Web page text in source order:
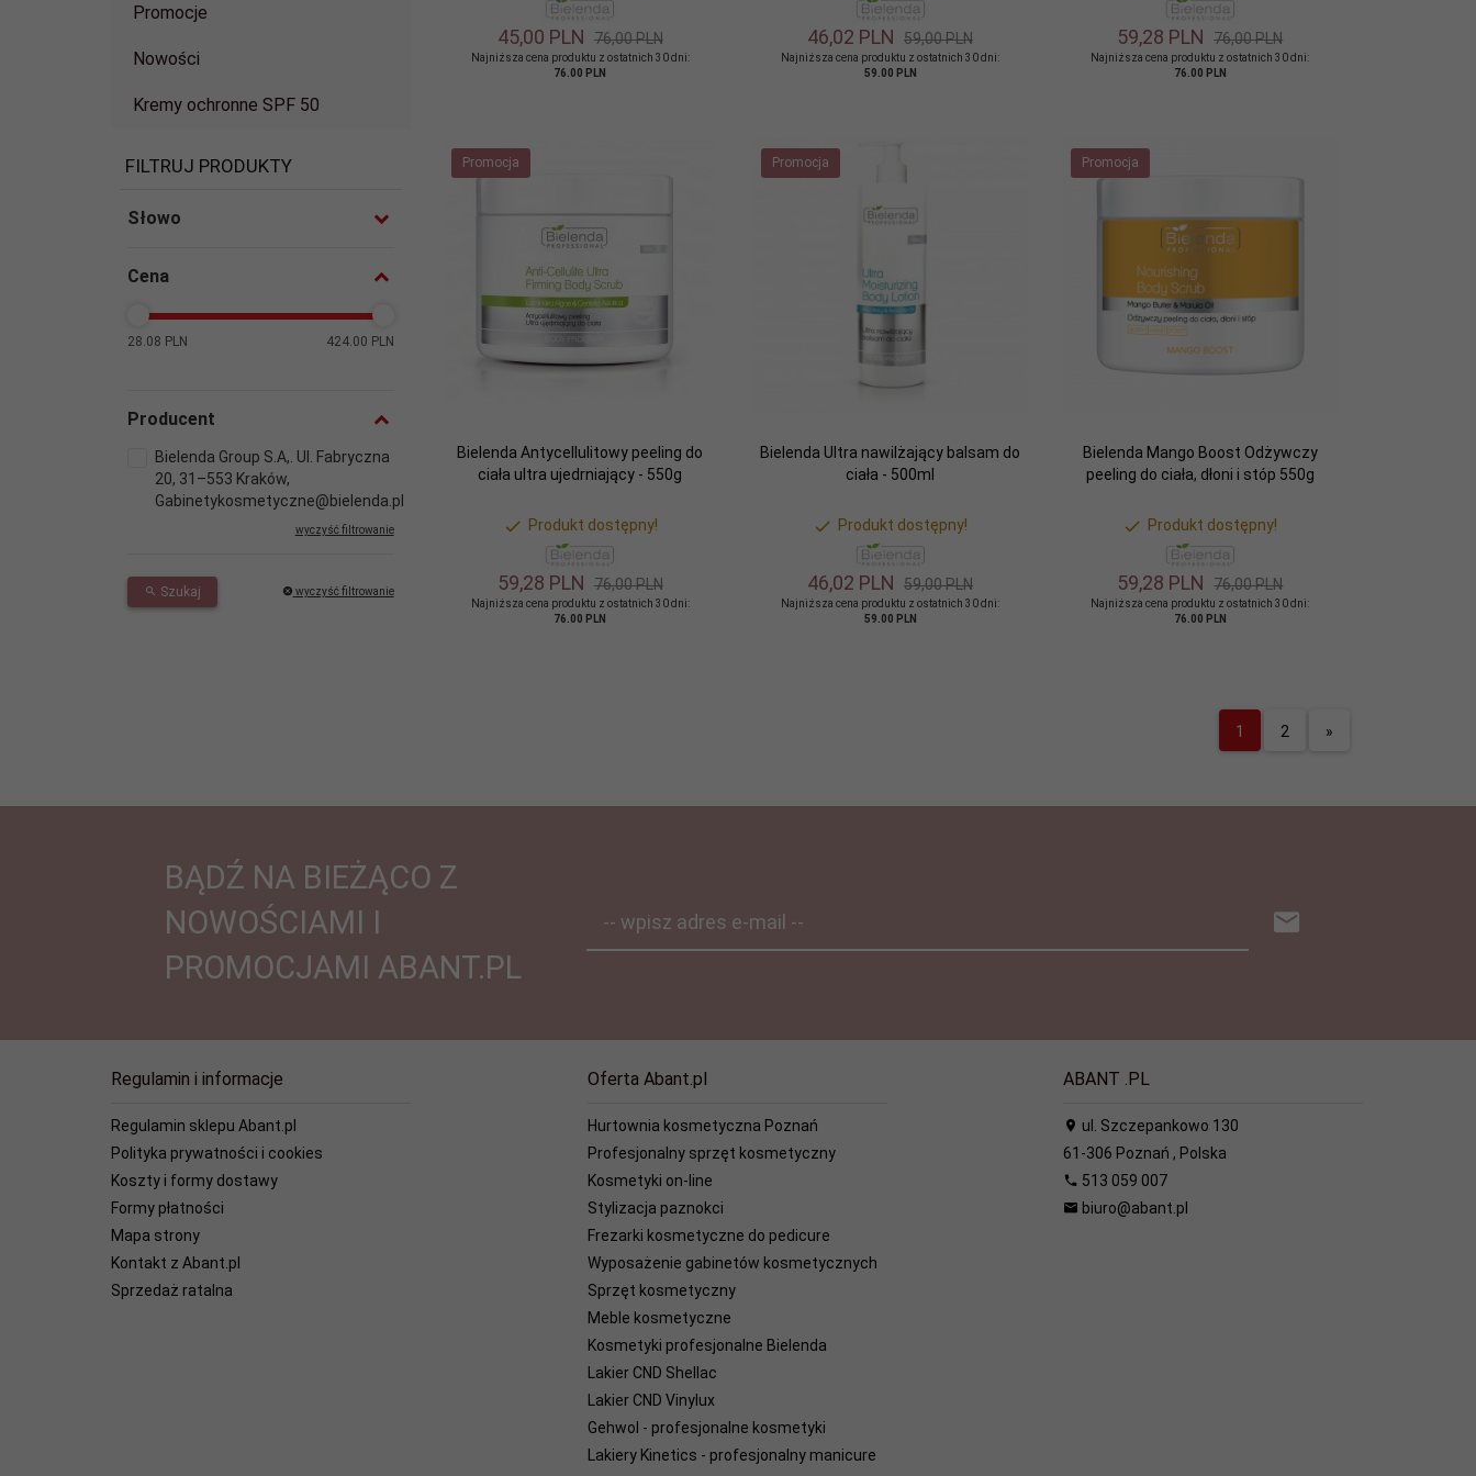
Promocje
Nowości
Kremy ochronne SPF 50
FILTRUJ PRODUKTY
Słowo
Cena
28.08 PLN 424.00 PLN
Producent
Bielenda Group S.A,. Ul. Fabryczna
20, 31–553 Kraków,
Gabinetykosmetyczne@bielenda.pl
wyczyść filtrowanie
Szukaj wyczyść filtrowanie
45,00 PLN 76,00 PLN
Najniższa cena produktu z ostatnich 30 dni:
76.00 PLN
46,02 PLN 59,00 PLN
Najniższa cena produktu z ostatnich 30 dni:
59.00 PLN
59,28 PLN 76,00 PLN
Najniższa cena produktu z ostatnich 30 dni:
76.00 PLN
Promocja
Bielenda Antycellulitowy peeling do
ciała ultra ujedrniający - 550g
Produkt dostępny!
59,28 PLN 76,00 PLN
Najniższa cena produktu z ostatnich 30 dni:
76.00 PLN
Promocja
Bielenda Ultra nawilżający balsam do
ciała - 500ml
Produkt dostępny!
46,02 PLN 59,00 PLN
Najniższa cena produktu z ostatnich 30 dni:
59.00 PLN
Promocja
Bielenda Mango Boost Odżywczy
peeling do ciała, dłoni i stóp 550g
Produkt dostępny!
59,28 PLN 76,00 PLN
Najniższa cena produktu z ostatnich 30 dni:
76.00 PLN
1 2 »
BĄDŹ NA BIEŻĄCO Z
NOWOŚCIAMI I
PROMOCJAMI ABANT.PL
-- wpisz adres e-mail --
Regulamin i informacje
Regulamin sklepu Abant.pl
Polityka prywatności i cookies
Koszty i formy dostawy
Formy płatności
Mapa strony
Kontakt z Abant.pl
Sprzedaż ratalna
Oferta Abant.pl
Hurtownia kosmetyczna Poznań
Profesjonalny sprzęt kosmetyczny
Kosmetyki on-line
Stylizacja paznokci
Frezarki kosmetyczne do pedicure
Wyposażenie gabinetów kosmetycznych
Sprzęt kosmetyczny
Meble kosmetyczne
Kosmetyki profesjonalne Bielenda
Lakier CND Shellac
Lakier CND Vinylux
Gehwol - profesjonalne kosmetyki
Lakiery Kinetics - profesjonalny manicure
ABANT .PL
ul. Szczepankowo 130
61-306 Poznań , Polska
513 059 007
biuro@abant.pl